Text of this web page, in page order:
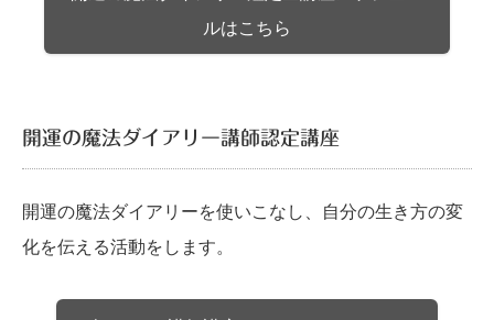
ルはこちら
開運の魔法ダイアリー講師認定講座
開運の魔法ダイアリーを使いこなし、自分の生き方の変
化を伝える活動をします。